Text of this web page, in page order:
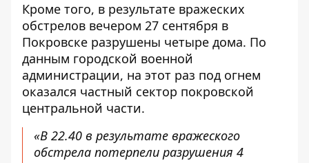
Кроме того, в результате вражеских
обстрелов вечером 27 сентября в
Покровске разрушены четыре дома. По
данным городской военной
администрации, на этот раз под огнем
оказался частный сектор покровской
центральной части.
«В 22.40 в результате вражеского
обстрела потерпели разрушения 4